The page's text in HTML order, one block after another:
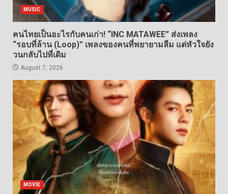
MUSIC
คนไทยเป็นอะไรกับคนเก่า! “INC MATAWEE” ส่งเพลง
“รอบที่ล้าน (Loop)” เพลงของคนที่พยายามลืม แต่หัวใจยัง
วนกลับไปที่เดิม
August 7, 2026
MOVIE